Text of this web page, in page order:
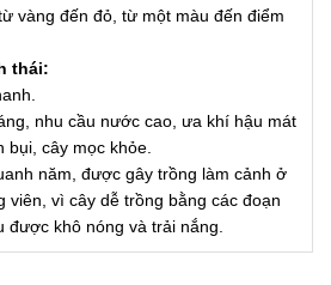
vàng đến đỏ, từ một màu đến điểm
thái:
nhu cầu nước cao, ưa khí hậu mát
cây mọc khỏe.
năm, được gây trồng làm cảnh ở
viên, vì cây dễ trồng bằng các đoạn
được khô nóng và trải nắng.